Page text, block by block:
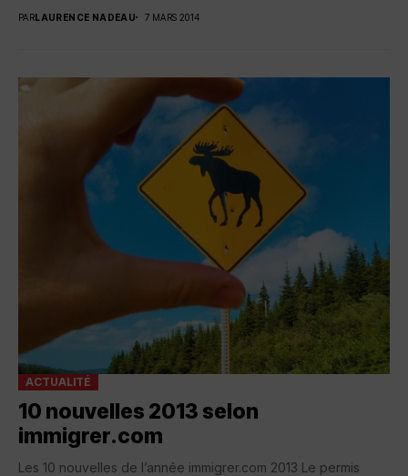
PARLAURENCE NADEAU 7 MARS 2014
ACTUALITÉ
10 nouvelles 2013 selon
immigrer.com
Les 10 nouvelles de l’année immigrer.com 2013 Le permis